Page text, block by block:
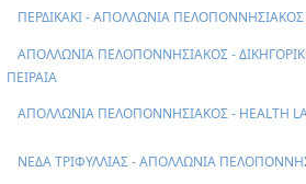
ΠΕΡΔΙΚΑΚΙ - ΑΠΟΛΛΩΝΙΑ ΠΕΛΟΠΟΝΝΗΣΙΑΚΟΣ
ΑΠΟΛΛΩΝΙΑ ΠΕΛΟΠΟΝΝΗΣΙΑΚΟΣ -
ΠΕΙΡΑΙΑ
ΑΠΟΛΛΩΝΙΑ ΠΕΛΟΠΟΝΝΗΣΙΑΚΟΣ - HEALTH
ΝΕΔΑ ΤΡΙΦΥΛΛΙΑΣ - ΑΠΟΛΛΩΝΙΑ